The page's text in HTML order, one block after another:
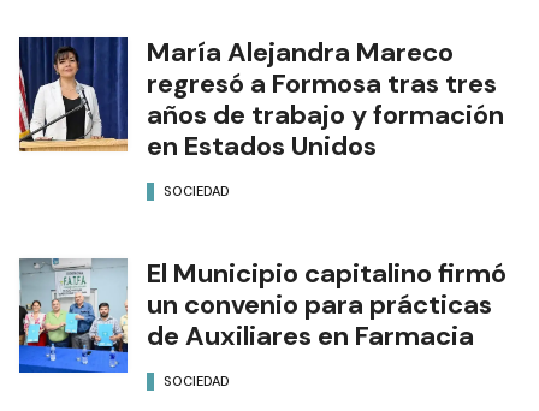
María Alejandra Mareco
regresó a Formosa tras tres
años de trabajo y formación
en Estados Unidos
SOCIEDAD
El Municipio capitalino firmó
un convenio para prácticas
de Auxiliares en Farmacia
SOCIEDAD